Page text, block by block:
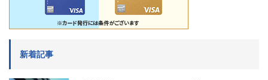
新着記事